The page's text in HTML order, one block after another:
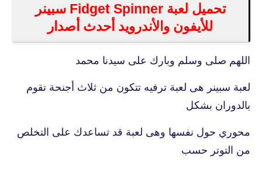
تحميل لعبة Fidget Spinner سبينر
للأيفون والأندرويد أحدث أصدار
اللهم صلى وسلم وبارك على سيدنا محمد
لعبة سبينر هى لعبة ترفيه تتكون من ثلاث أجنحة تقوم
بالدوران بشكل
محوري حول نفسها وهى لعبة قد تساعدك على التخلص
من التوتر حسب